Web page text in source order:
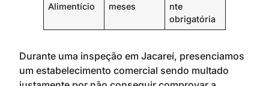
Alimentício
meses
nte
obrigatória
Durante uma inspeção em Jacareí, presenciamos
um estabelecimento comercial sendo multado